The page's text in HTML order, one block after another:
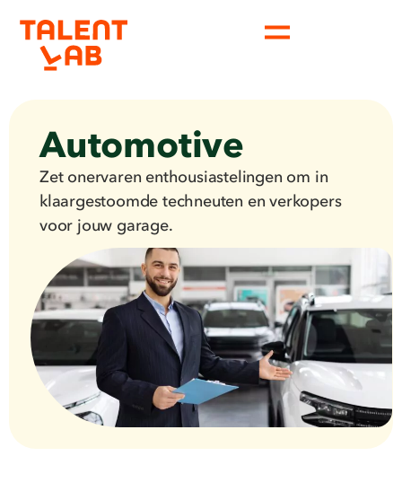
Automotive
Zet onervaren enthousiastelingen om in
klaargestoomde techneuten en verkopers
voor jouw garage.